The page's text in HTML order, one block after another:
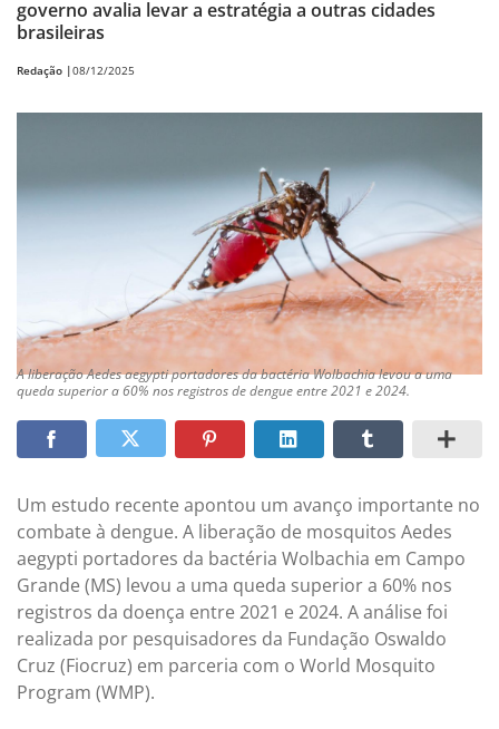
governo avalia levar a estratégia a outras cidades
brasileiras
Redação |08/12/2025
A liberação Aedes aegypti portadores da bactéria Wolbachia levou a uma
queda superior a 60% nos registros de dengue entre 2021 e 2024.
Um estudo recente apontou um avanço importante no
combate à dengue. A liberação de mosquitos Aedes
aegypti portadores da bactéria Wolbachia em Campo
Grande (MS) levou a uma queda superior a 60% nos
registros da doença entre 2021 e 2024. A análise foi
realizada por pesquisadores da Fundação Oswaldo
Cruz (Fiocruz) em parceria com o World Mosquito
Program (WMP).